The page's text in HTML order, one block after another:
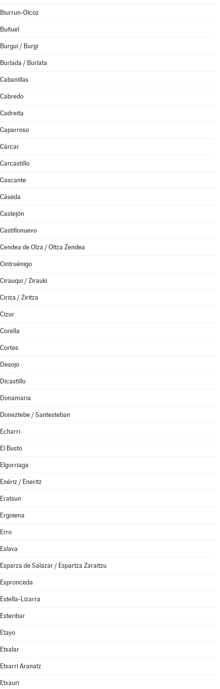
Biurrun-Olcoz
Buñuel
Burgui / Burgi
Burlada / Burlata
Cabanillas
Cabredo
Cadreita
Caparroso
Cárcar
Carcastillo
Cascante
Cáseda
Castejón
Castillonuevo
Cendea de Olza / Oltza Zendea
Cintruénigo
Cirauqui / Zirauki
Ciriza / Ziritza
Cizur
Corella
Cortes
Desojo
Dicastillo
Donamaria
Doneztebe / Santesteban
Echarri
El Busto
Elgorriaga
Enériz / Eneritz
Eratsun
Ergoiena
Erro
Eslava
Esparza de Salazar / Espartza Zaraitzu
Espronceda
Estella-Lizarra
Esteribar
Etayo
Etxalar
Etxarri Aranatz
Etxauri